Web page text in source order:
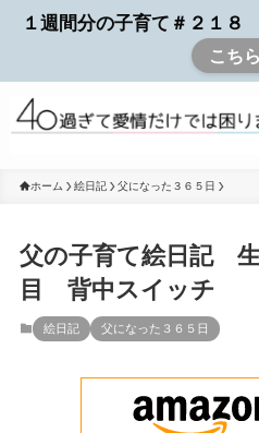
１週間分の子育て＃２１
こち
ホーム 絵日記 父になった３６５日
父の子育て絵日記
目 背中スイッチ
絵日記 父になった３６５日